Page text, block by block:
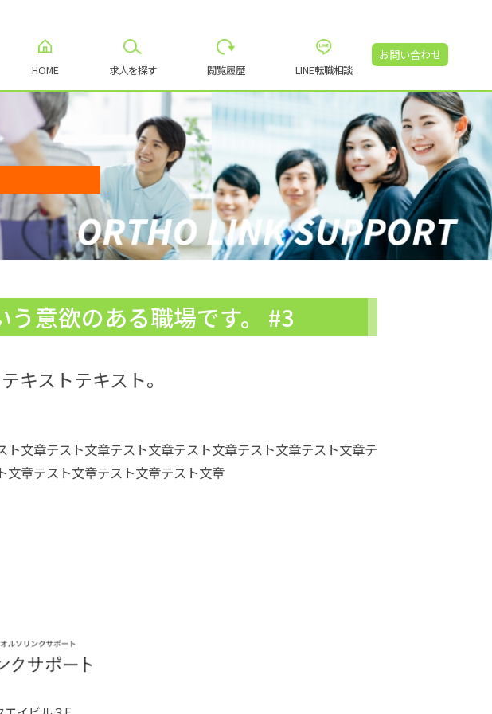
HOME 求人を探す 閲覧履歴 LINE転職相談
お問い合わせ
意欲のある職場です。 #3
キストテキスト。
文章テスト文章テスト文章テスト文章テスト文章テスト文章テ
文章テスト文章テスト文章テスト文章